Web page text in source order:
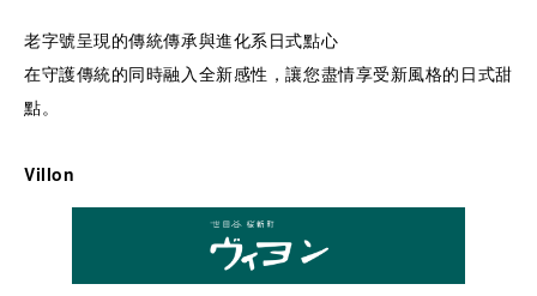
老字號呈現的傳統傳承與進化系日式點心
在守護傳統的同時融入全新感性，讓您盡情享受新風格的日式甜
點。
Villon